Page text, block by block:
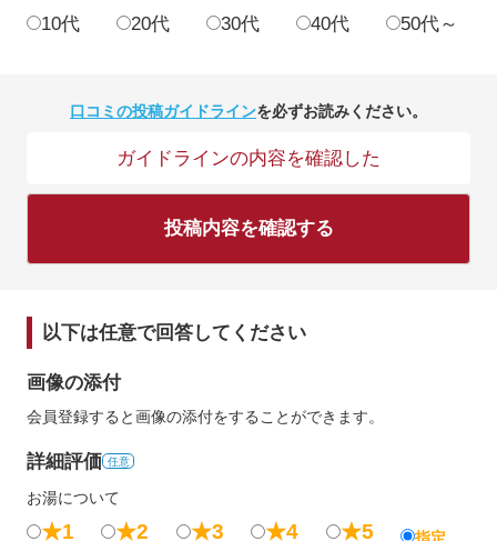
10代 20代 30代 40代 50代～
口コミの投稿ガイドラインを必ずお読みください。
ガイドラインの内容を確認した
投稿内容を確認する
以下は任意で回答してください
画像の添付
会員登録すると画像の添付をすることができます。
詳細評価 任意
お湯について
★1 ★2 ★3 ★4 ★5